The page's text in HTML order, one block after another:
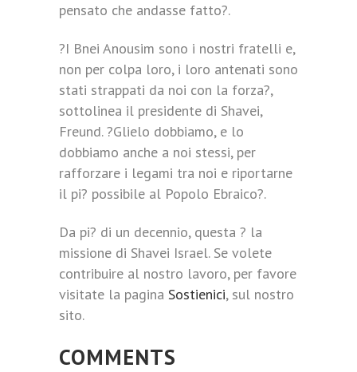
pensato che andasse fatto?.
?I Bnei Anousim sono i nostri fratelli e,
non per colpa loro, i loro antenati sono
stati strappati da noi con la forza?,
sottolinea il presidente di Shavei,
Freund. ?Glielo dobbiamo, e lo
dobbiamo anche a noi stessi, per
rafforzare i legami tra noi e riportarne
il pi? possibile al Popolo Ebraico?.
Da pi? di un decennio, questa ? la
missione di Shavei Israel. Se volete
contribuire al nostro lavoro, per favore
visitate la pagina Sostienici, sul nostro
sito.
COMMENTS